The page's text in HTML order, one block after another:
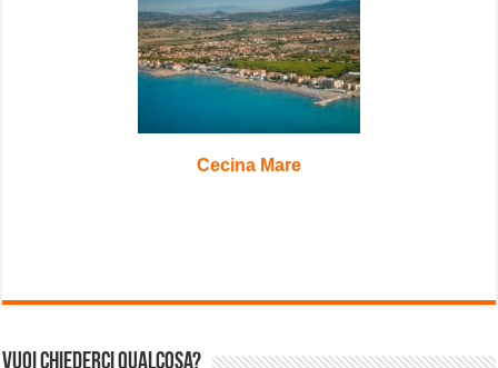
Cecina Mare
Vuoi chiederci qualcosa?